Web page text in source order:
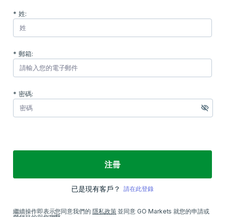
* 姓:
* 郵箱:
* 密碼:
注冊
已是現有客戶？ 請在此登錄
繼續操作即表示您同意我們的 隱私政策並同意 GO Markets 就您的申請或